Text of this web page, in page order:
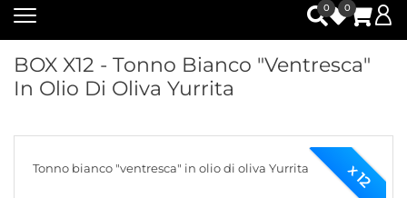
0 0
BOX X12 - Tonno Bianco "ventresca"
In Olio Di Oliva Yurrita
x 12
Tonno bianco "ventresca" in olio di oliva Yurrita